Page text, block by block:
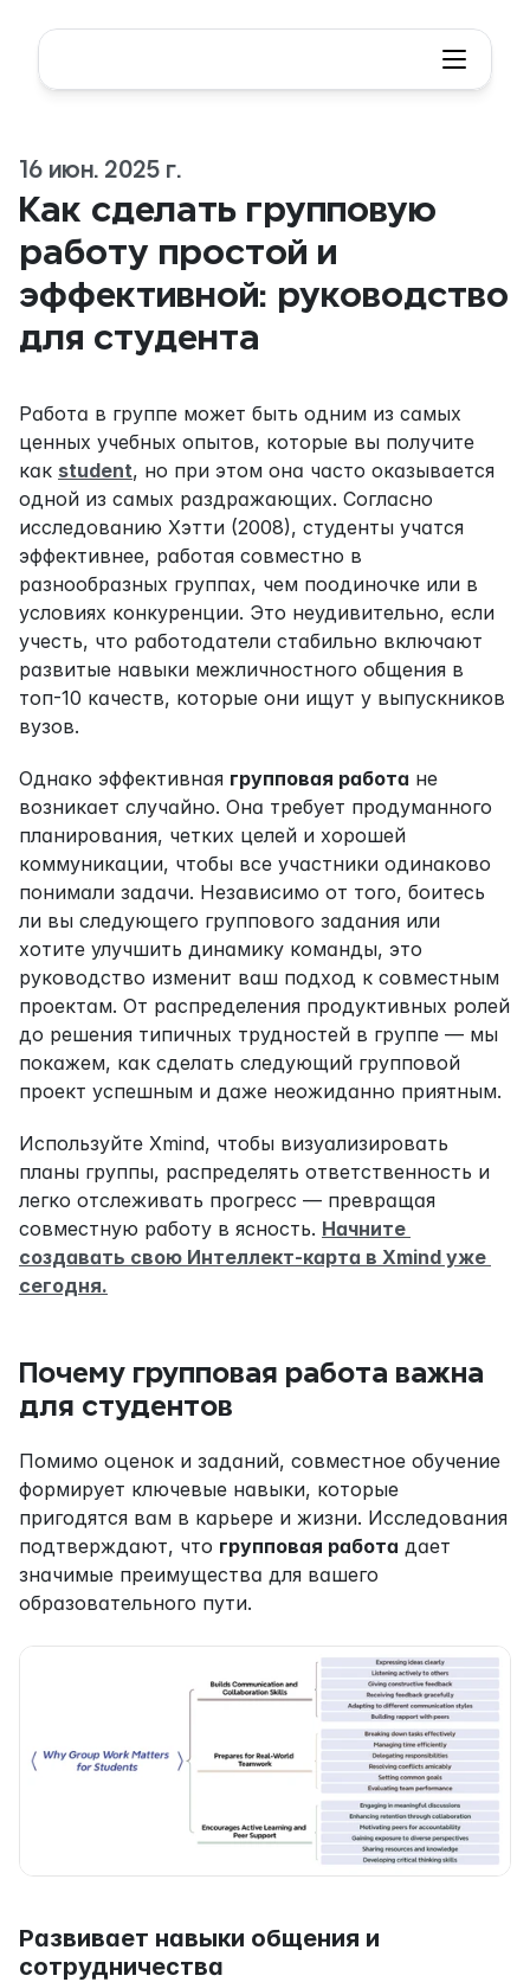
16 июн. 2025 г.
Как сделать групповую
работу простой и
эффективной: руководство
для студента
Работа в группе может быть одним из самых
ценных учебных опытов, которые вы получите
как student, но при этом она часто оказывается
одной из самых раздражающих. Согласно
исследованию Хэтти (2008), студенты учатся
эффективнее, работая совместно в
разнообразных группах, чем поодиночке или в
условиях конкуренции. Это неудивительно, если
учесть, что работодатели стабильно включают
развитые навыки межличностного общения в
топ-10 качеств, которые они ищут у выпускников
вузов.
Однако эффективная групповая работа не
возникает случайно. Она требует продуманного
планирования, четких целей и хорошей
коммуникации, чтобы все участники одинаково
понимали задачи. Независимо от того, боитесь
ли вы следующего группового задания или
хотите улучшить динамику команды, это
руководство изменит ваш подход к совместным
проектам. От распределения продуктивных ролей
до решения типичных трудностей в группе — мы
покажем, как сделать следующий групповой
проект успешным и даже неожиданно приятным.
Используйте Xmind, чтобы визуализировать
планы группы, распределять ответственность и
легко отслеживать прогресс — превращая
совместную работу в ясность. Начните
создавать свою Интеллект-карта в Xmind уже
сегодня.
Почему групповая работа важна
для студентов
Помимо оценок и заданий, совместное обучение
формирует ключевые навыки, которые
пригодятся вам в карьере и жизни. Исследования
подтверждают, что групповая работа дает
значимые преимущества для вашего
образовательного пути.
Развивает навыки общения и
сотрудничества